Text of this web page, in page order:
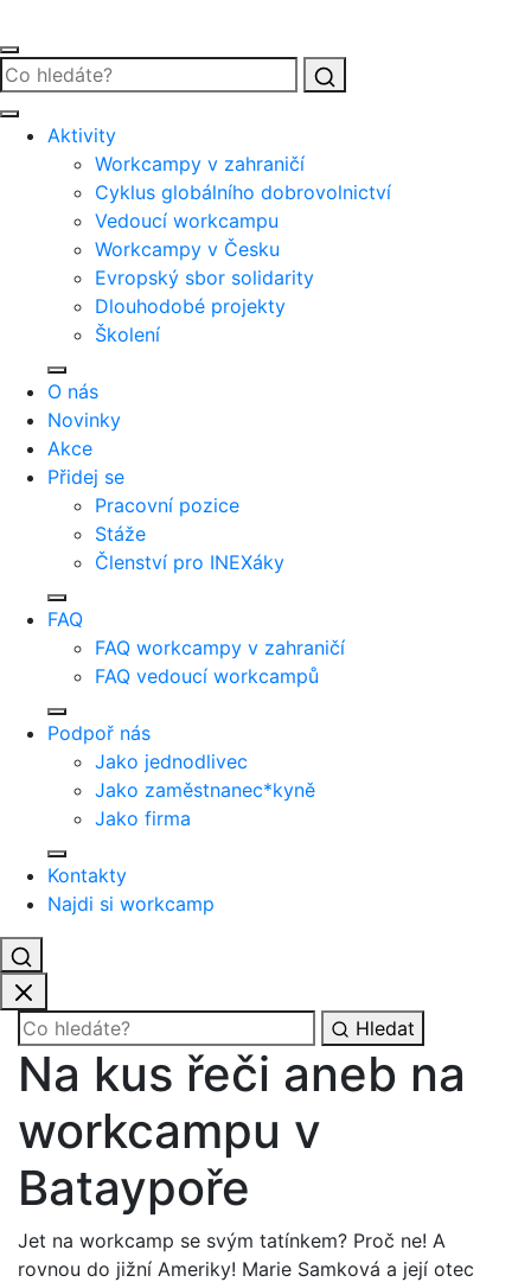
Vyhledat
Aktivity
Workcampy v zahraničí
Cyklus globálního dobrovolnictví
Vedoucí workcampu
Workcampy v Česku
Evropský sbor solidarity
Dlouhodobé projekty
Školení
O nás
Novinky
Akce
Přidej se
Pracovní pozice
Stáže
Členství pro INEXáky
FAQ
FAQ workcampy v zahraničí
FAQ vedoucí workcampů
Podpoř nás
Jako jednodlivec
Jako zaměstnanec*kyně
Jako firma
Kontakty
Najdi si workcamp
Hledat
Na kus řeči aneb na
workcampu v
Bataypoře
Jet na workcamp se svým tatínkem? Proč ne! A
rovnou do jižní Ameriky! Marie Samková a její otec